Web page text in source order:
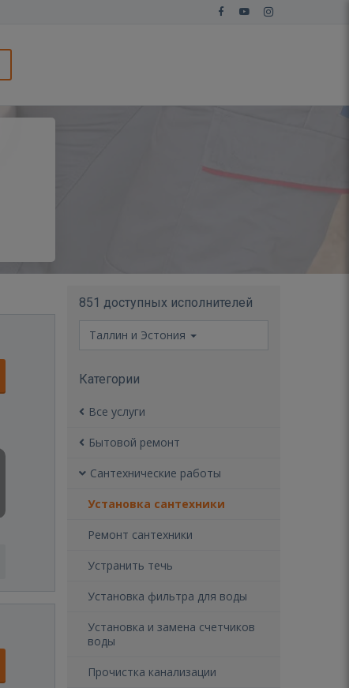
851 доступных исполнителей
Таллин и Эстония
Категории
Все услуги
Бытовой ремонт
Сантехнические работы
Установка сантехники
Ремонт сантехники
Устранить течь
Установка фильтра для воды
Установка и замена счетчиков
воды
Прочистка канализации